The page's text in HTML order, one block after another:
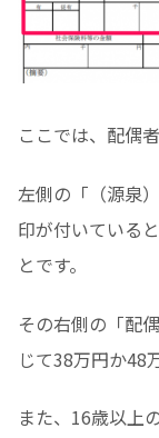
ここでは、配偶
左側の「（源泉
印が付いている
とです。
その右側の「配
じて38万円か48
また、16歳以上